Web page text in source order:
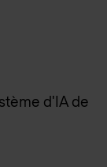
d'IA de